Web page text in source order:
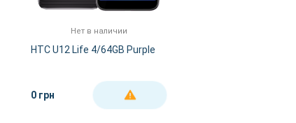
Bluetooth
GPS
Нет в наличии
HTC U12 Life 4/64GB Purple
0 грн ДЕТАЛЬНЕЕ